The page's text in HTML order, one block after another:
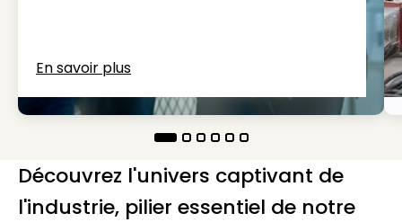
En savoir plus
Découvrez l'univers captivant de
l'industrie, pilier essentiel de notre